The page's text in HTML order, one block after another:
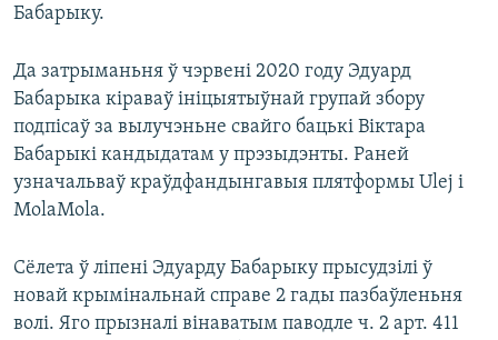
Бабарыку.
Да затрыманьня ў чэрвені 2020 году Эдуард
Бабарыка кіраваў ініцыятыўнай групай збору
подпісаў за вылучэньне свайго бацькі Віктара
Бабарыкі кандыдатам у прэзыдэнты. Раней
узначальваў краўдфандынгавыя плятформы Ulej і
MolaMola.
Сёлета ў ліпені Эдуарду Бабарыку прысудзілі ў
новай крымінальнай справе 2 гады пазбаўленьня
волі. Яго прызналі вінаватым паводле ч. 2 арт. 411